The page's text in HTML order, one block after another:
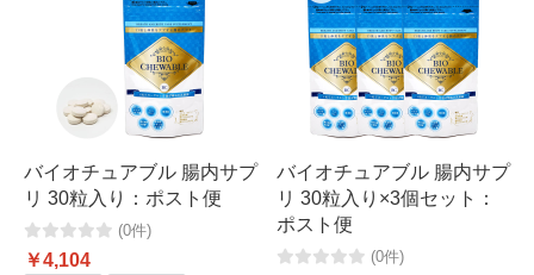
バイオチュアブル 腸内サプ
リ 30粒入り：ポスト便
(0件)
￥4,104
バイオチュアブル 腸内サプ
リ 30粒入り×3個セット：
ポスト便
(0件)